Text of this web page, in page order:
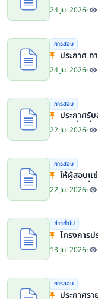
ผลสัมฤทธิ์สูงของกรมที่
2570
24 Jul 2026
การสอบ
เลือกในตำแ
24 Jul 2026
การสอบ
บุคคลเพื่อเลื่อ
ระดับชำนา
พิเศษ
22 Jul 2026
การสอบ
สังกัดกรมที่ดิน
22 Jul 2026
ข่าวทั่วไป
ประจ าปี พ.ศ.
13 Jul 2026
การสอบ